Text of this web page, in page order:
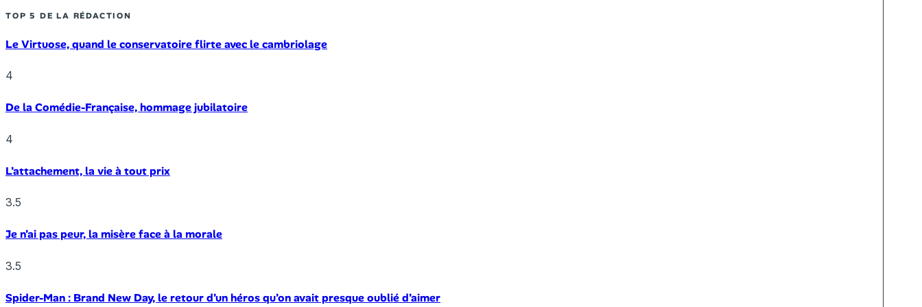
TOP 5 DE LA RÉDACTION
Le Virtuose, quand le conservatoire flirte avec le cambriolage
4
De la Comédie-Française, hommage jubilatoire
4
L’attachement, la vie à tout prix
3.5
Je n’ai pas peur, la misère face à la morale
3.5
Spider-Man : Brand New Day, le retour d’un héros qu’on avait presque oublié d’aimer